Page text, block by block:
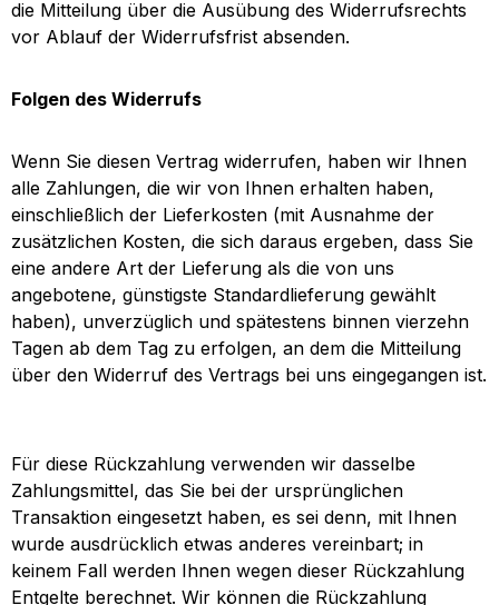
die Mitteilung über die Ausübung des Widerrufsrechts
vor Ablauf der Widerrufsfrist absenden.
Folgen des Widerrufs
Wenn Sie diesen Vertrag widerrufen, haben wir Ihnen
alle Zahlungen, die wir von Ihnen erhalten haben,
einschließlich der Lieferkosten (mit Ausnahme der
zusätzlichen Kosten, die sich daraus ergeben, dass Sie
eine andere Art der Lieferung als die von uns
angebotene, günstigste Standardlieferung gewählt
haben), unverzüglich und spätestens binnen vierzehn
Tagen ab dem Tag zu erfolgen, an dem die Mitteilung
über den Widerruf des Vertrags bei uns eingegangen ist.
Für diese Rückzahlung verwenden wir dasselbe
Zahlungsmittel, das Sie bei der ursprünglichen
Transaktion eingesetzt haben, es sei denn, mit Ihnen
wurde ausdrücklich etwas anderes vereinbart; in
keinem Fall werden Ihnen wegen dieser Rückzahlung
Entgelte berechnet. Wir können die Rückzahlung